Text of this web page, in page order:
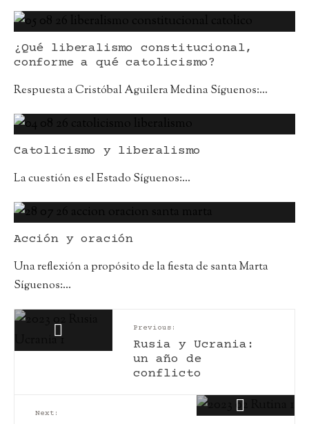
¿Qué liberalismo constitucional,
conforme a qué catolicismo?
Respuesta a Cristóbal Aguilera Medina Síguenos:...
Catolicismo y liberalismo
La cuestión es el Estado Síguenos:...
Acción y oración
Una reflexión a propósito de la fiesta de santa Marta
Síguenos:...
Previous:
Rusia y Ucrania:
un año de
conflicto
Next: